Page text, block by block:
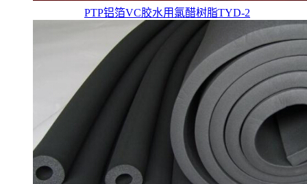
PTP铝箔VC胶水用氯醋树脂TYD-2